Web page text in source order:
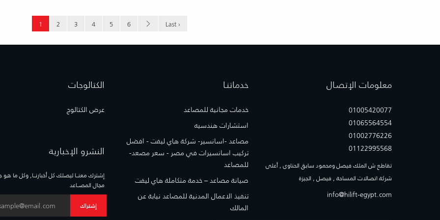
1 2 3 4 5 6 Last ›
معلومات الإتصـال
01005420077
01065564554
01002776226
01122995568
تقاطع ش الملك فيصل ومحمود سابق الحناوى , أعلى
شركة اتصالات المساحة , فيصل , الجيزة
info@hilift-egypt.com
خدماتنـا
خدمات مجانية للمصاعد
استشارات هندسيه
مصاعد -اسانسير- شركة هاي ليفت - افضل
تركيب اسانسيرات في مصر - سعر مصعد-
للمصاعد
صيانة مصاعد – خدمة متكاملة هاي ليفت
تنفيذ الاعمال المدنية للمصاعد نيابة عن
المالك
الكتالوجات
عرض الكتالوج
النشرو الإخبارية
إشترك معنــا ليصلك كل أخبارنــا, وكل ما
مجال المصــاعد